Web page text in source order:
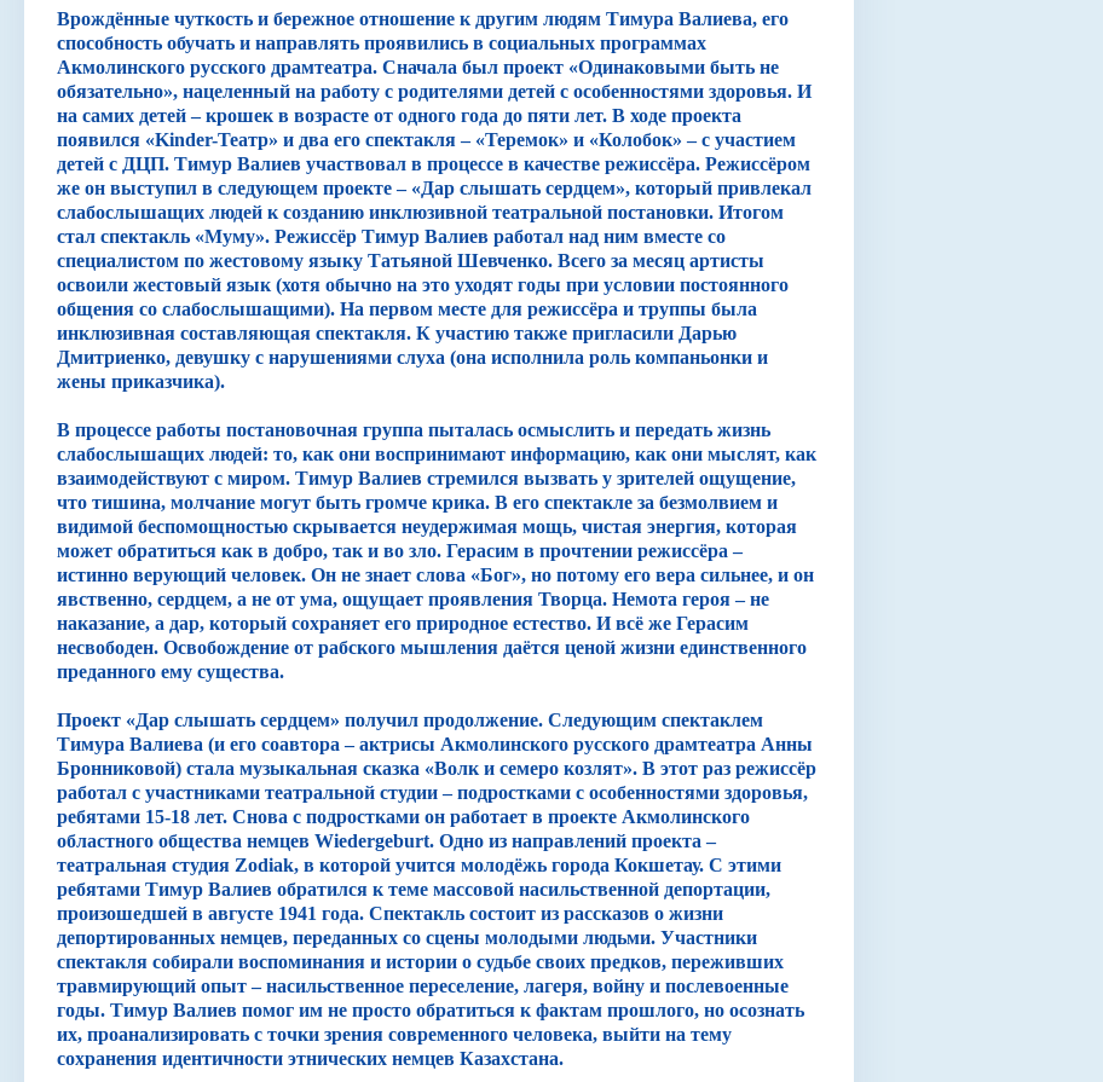
Навигатор
Врождённые чуткость и бережное отношение к другим людям Тимура Валиева, его
способность обучать и направлять проявились в социальных программах
Акмолинского русского драмтеатра. Сначала был проект «Одинаковыми быть не
обязательно», нацеленный на работу с родителями детей с особенностями здоровья. И
на самих детей – крошек в возрасте от одного года до пяти лет. В ходе проекта
появился «Kinder-Театр» и два его спектакля – «Теремок» и «Колобок» – с участием
детей с ДЦП. Тимур Валиев участвовал в процессе в качестве режиссёра. Режиссёром
же он выступил в следующем проекте – «Дар слышать сердцем», который привлекал
слабослышащих людей к созданию инклюзивной театральной постановки. Итогом
стал спектакль «Муму». Режиссёр Тимур Валиев работал над ним вместе со
специалистом по жестовому языку Татьяной Шевченко. Всего за месяц артисты
освоили жестовый язык (хотя обычно на это уходят годы при условии постоянного
общения со слабослышащими). На первом месте для режиссёра и труппы была
инклюзивная составляющая спектакля. К участию также пригласили Дарью
Дмитриенко, девушку с нарушениями слуха (она исполнила роль компаньонки и
жены приказчика).
В процессе работы постановочная группа пыталась осмыслить и передать жизнь
слабослышащих людей: то, как они воспринимают информацию, как они мыслят, как
взаимодействуют с миром. Тимур Валиев стремился вызвать у зрителей ощущение,
что тишина, молчание могут быть громче крика. В его спектакле за безмолвием и
видимой беспомощностью скрывается неудержимая мощь, чистая энергия, которая
может обратиться как в добро, так и во зло. Герасим в прочтении режиссёра –
истинно верующий человек. Он не знает слова «Бог», но потому его вера сильнее, и он
явственно, сердцем, а не от ума, ощущает проявления Творца. Немота героя – не
наказание, а дар, который сохраняет его природное естество. И всё же Герасим
несвободен. Освобождение от рабского мышления даётся ценой жизни единственного
преданного ему существа.
Проект «Дар слышать сердцем» получил продолжение. Следующим спектаклем
Тимура Валиева (и его соавтора – актрисы Акмолинского русского драмтеатра Анны
Бронниковой) стала музыкальная сказка «Волк и семеро козлят». В этот раз режиссёр
работал с участниками театральной студии – подростками с особенностями здоровья,
ребятами 15-18 лет. Снова с подростками он работает в проекте Акмолинского
областного общества немцев Wiedergeburt. Одно из направлений проекта –
театральная студия Zodiak, в которой учится молодёжь города Кокшетау. С этими
ребятами Тимур Валиев обратился к теме массовой насильственной депортации,
произошедшей в августе 1941 года. Спектакль состоит из рассказов о жизни
депортированных немцев, переданных со сцены молодыми людьми. Участники
спектакля собирали воспоминания и истории о судьбе своих предков, переживших
травмирующий опыт – насильственное переселение, лагеря, войну и послевоенные
годы. Тимур Валиев помог им не просто обратиться к фактам прошлого, но осознать
их, проанализировать с точки зрения современного человека, выйти на тему
сохранения идентичности этнических немцев Казахстана.